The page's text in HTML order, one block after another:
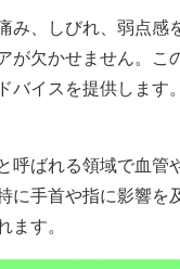
み、しびれ、弱点
が欠かせません。
バイスを提供します。
呼ばれる領域で血管
に手首や指に影響
ます。